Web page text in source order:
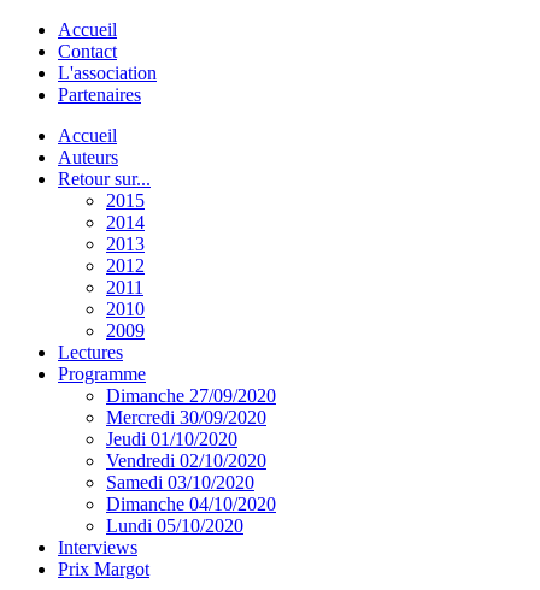
Accueil
Contact
L'association
Partenaires
Accueil
Auteurs
Retour sur...
2015
2014
2013
2012
2011
2010
2009
Lectures
Programme
Dimanche 27/09/2020
Mercredi 30/09/2020
Jeudi 01/10/2020
Vendredi 02/10/2020
Samedi 03/10/2020
Dimanche 04/10/2020
Lundi 05/10/2020
Interviews
Prix Margot